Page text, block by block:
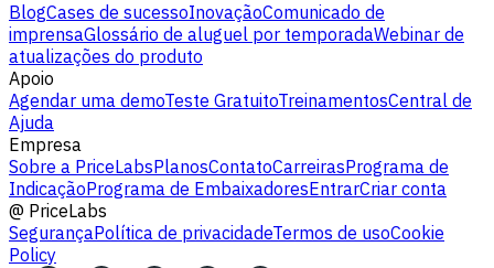
BlogCases de sucessoInovaçãoComunicado de
imprensaGlossário de aluguel por temporadaWebinar de
atualizações do produto
Apoio
Agendar uma demoTeste GratuitoTreinamentosCentral de
Ajuda
Empresa
Sobre a PriceLabsPlanosContatoCarreirasPrograma de
IndicaçãoPrograma de EmbaixadoresEntrarCriar conta
@ PriceLabs
SegurançaPolítica de privacidadeTermos de usoCookie
Policy